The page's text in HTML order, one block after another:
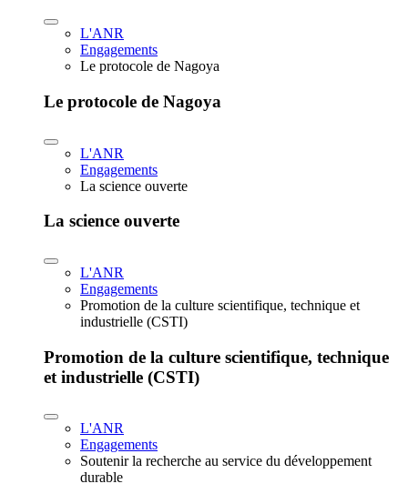
L'ANR
Engagements
Le protocole de Nagoya
Le protocole de Nagoya
L'ANR
Engagements
La science ouverte
La science ouverte
L'ANR
Engagements
Promotion de la culture scientifique, technique et
industrielle (CSTI)
Promotion de la culture scientifique, technique
et industrielle (CSTI)
L'ANR
Engagements
Soutenir la recherche au service du développement
durable